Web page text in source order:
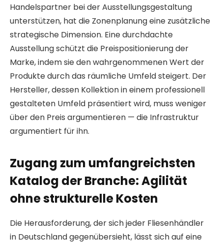
Handelspartner bei der Ausstellungsgestaltung
unterstützen, hat die Zonenplanung eine zusätzliche
strategische Dimension. Eine durchdachte
Ausstellung schützt die Preispositionierung der
Marke, indem sie den wahrgenommenen Wert der
Produkte durch das räumliche Umfeld steigert. Der
Hersteller, dessen Kollektion in einem professionell
gestalteten Umfeld präsentiert wird, muss weniger
über den Preis argumentieren — die Infrastruktur
argumentiert für ihn.
Zugang zum umfangreichsten
Katalog der Branche: Agilität
ohne strukturelle Kosten
Die Herausforderung, der sich jeder Fliesenhändler
in Deutschland gegenübersieht, lässt sich auf eine